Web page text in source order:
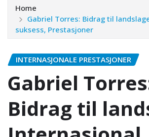
Home
Gabriel Torres: Bidrag til
suksess, Prestasjoner
INTERNASJONALE PRESTASJONER
Gabriel
Bidrag til